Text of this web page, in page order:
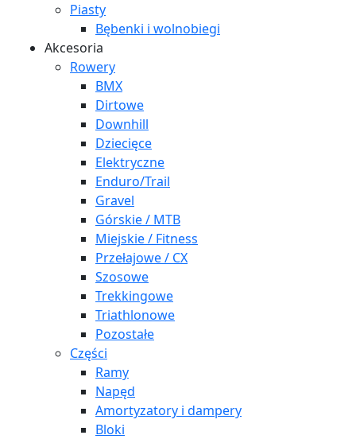
Piasty
Bębenki i wolnobiegi
Akcesoria
Rowery
BMX
Dirtowe
Downhill
Dziecięce
Elektryczne
Enduro/Trail
Gravel
Górskie / MTB
Miejskie / Fitness
Przełajowe / CX
Szosowe
Trekkingowe
Triathlonowe
Pozostałe
Części
Ramy
Napęd
Amortyzatory i dampery
Bloki